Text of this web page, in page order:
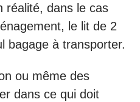
réalité, dans le cas
le lit de 2
bagage à transporter.
ou même des
dans ce qui doit